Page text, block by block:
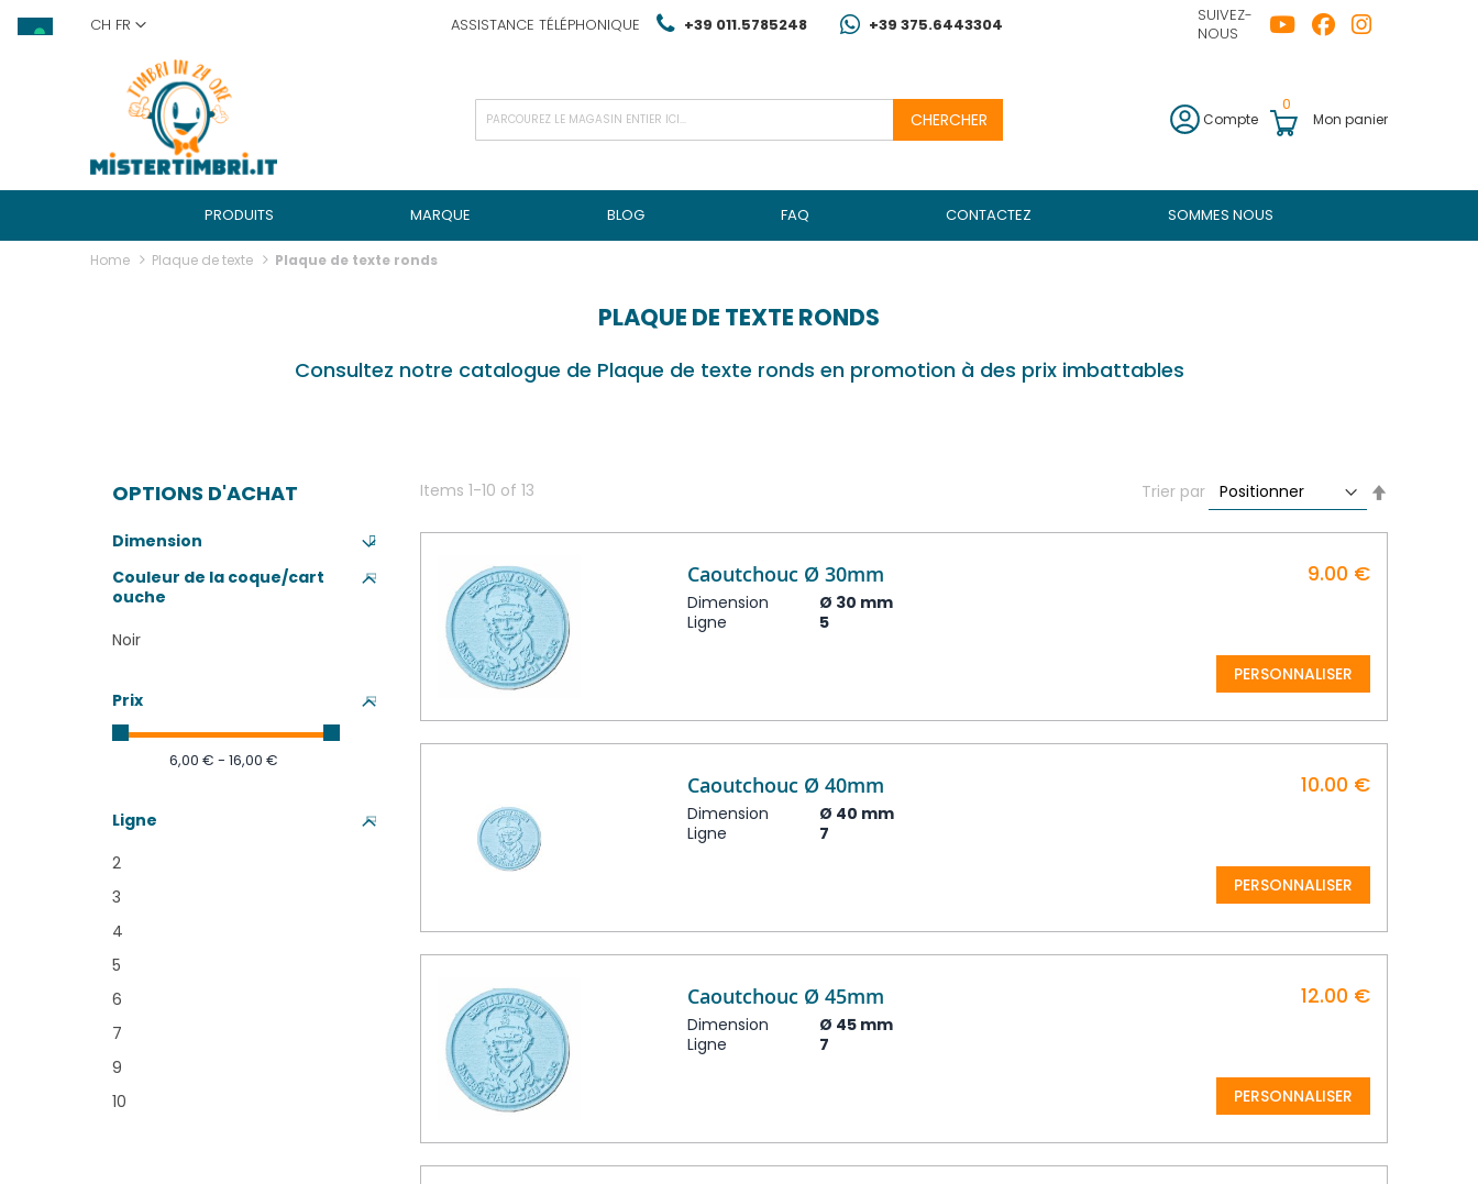
to
CH FR ASSISTANCE TÉLÉPHONIQUE +39 011.5785248 +39 375.6443304
SUIVEZ-
NOUS
CHERCHER Compte Mon panier
0
PRODUITS MARQUE BLOG FAQ CONTACTEZ SOMMES NOUS
Home Plaque de texte Plaque de texte ronds
PLAQUE DE TEXTE RONDS
Consultez notre catalogue de Plaque de texte ronds en promotion à des prix imbattables
Items 1-10 of 13 Trier par
Caoutchouc Ø 30mm
Dimension
Ø 30 mm
Ligne
5
9.00 €
PERSONNALISER
Caoutchouc Ø 40mm
Dimension
Ø 40 mm
Ligne
7
10.00 €
PERSONNALISER
Caoutchouc Ø 45mm
Dimension
Ø 45 mm
Ligne
7
12.00 €
PERSONNALISER
OPTIONS D'ACHAT
Dimension
Couleur de la coque/cart
ouche
Noir
Prix
6,00 € - 16,00 €
Ligne
2
3
4
5
6
7
9
10